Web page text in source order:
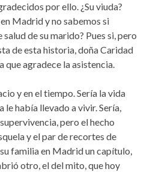
por ello. ¿Su viuda?
Madrid y no sabemos si
de su marido? Pues si, pero
de esta historia, doña Caridad
que agradece la asistencia.
y en el tiempo. Sería la vida
le había llevado a vivir. Sería,
pero el hecho
y el par de recortes de
familia en Madrid un capítulo,
otro, el del mito, que hoy